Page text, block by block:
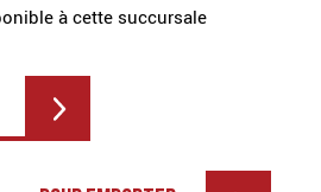
à cette succursale